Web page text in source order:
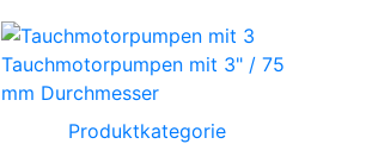
Tauchmotorpumpen mit 3" / 75
mm Durchmesser
Produktkategorie